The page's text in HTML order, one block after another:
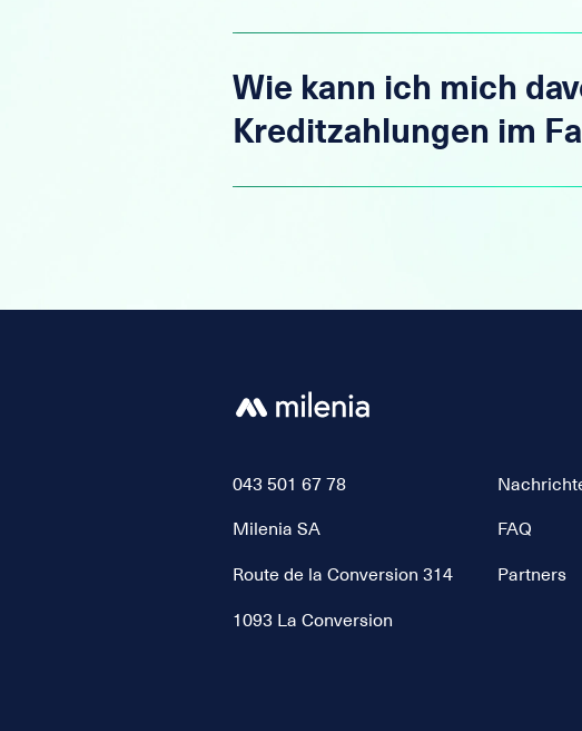
Wie kann ich mich
Kreditzahlungen im
043 501 67 78
Milenia SA
Route de la Conversion 314
1093 La Conversion
FAQ
Partners